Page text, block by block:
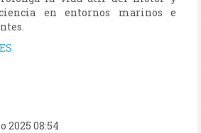
en entornos marinos e
2025 08:54